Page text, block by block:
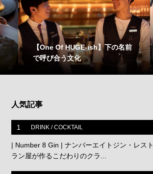
【One Of HUGE-ish】下の名前
で呼び合う文化
人気記事
1 DRINK / COCKTAIL
| Number 8 Gin | ナンバーエイトジン・レスト
ラン屋が作るこだわりのクラ...